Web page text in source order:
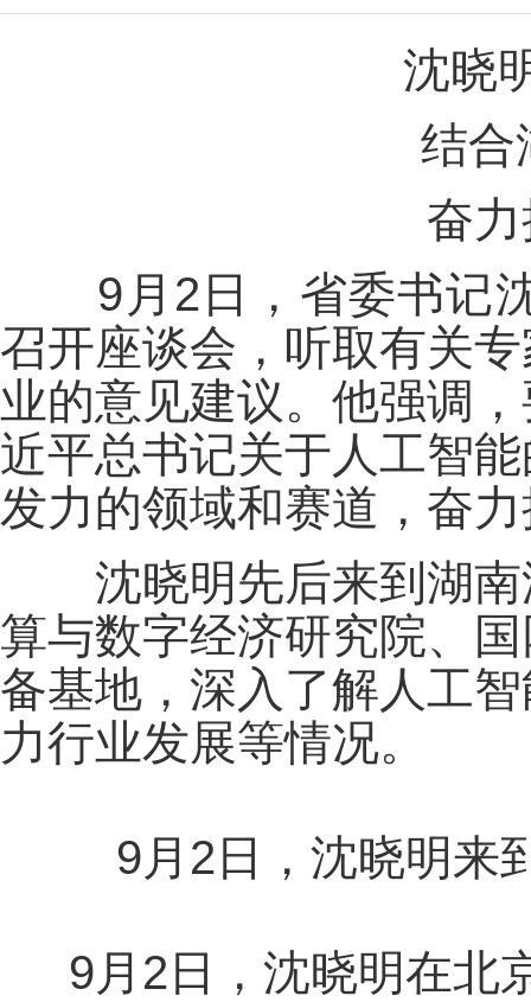
沈晓
结合
奋
9月2日，省委书记沈
召开座谈会，听取有关
业的意见建议。他强调
近平总书记关于人工智
发力的领域和赛道，奋
沈晓明先后来到湖南
算与数字经济研究院、
备基地，深入了解人工
力行业发展等情况。
9月2日，沈晓明来
9月2日，沈晓明在北